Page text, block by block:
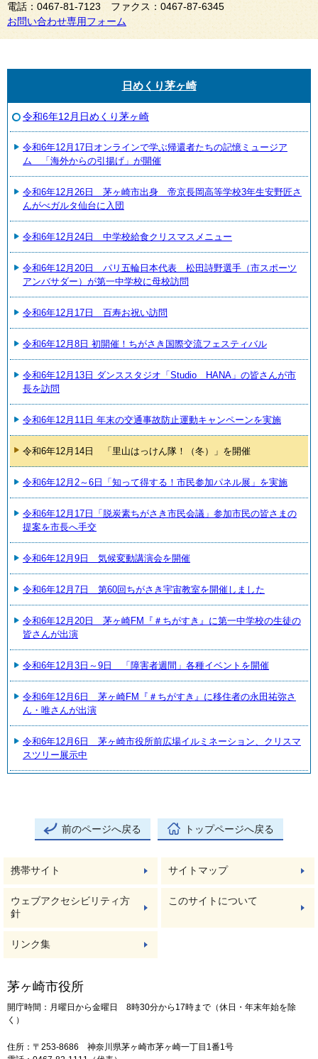
電話：0467-81-7123 ファクス：0467-87-6345
お問い合わせ専用フォーム
日めくり茅ヶ崎
令和6年12月日めくり茅ヶ崎
令和6年12月17日オンラインで学ぶ帰還者たちの記憶ミュージア
ム 「海外からの引揚げ」が開催
令和6年12月26日 茅ヶ崎市出身 帝京長岡高等学校3年生安野匠さ
んがべガルタ仙台に入団
令和6年12月24日 中学校給食クリスマスメニュー
令和6年12月20日 パリ五輪日本代表 松田詩野選手（市スポーツ
アンバサダー）が第一中学校に母校訪問
令和6年12月17日 百寿お祝い訪問
令和6年12月8日 初開催！ちがさき国際交流フェスティバル
令和6年12月13日 ダンススタジオ「Studio HANA」の皆さんが市
長を訪問
令和6年12月11日 年末の交通事故防止運動キャンペーンを実施
令和6年12月14日 「里山はっけん隊！（冬）」を開催
令和6年12月2～6日「知って得する！市民参加パネル展」を実施
令和6年12月17日「脱炭素ちがさき市民会議」参加市民の皆さまの
提案を市長へ手交
令和6年12月9日 気候変動講演会を開催
令和6年12月7日 第60回ちがさき宇宙教室を開催しました
令和6年12月20日 茅ヶ崎FM『＃ちがすき』に第一中学校の生徒の
皆さんが出演
令和6年12月3日～9日 「障害者週間」各種イベントを開催
令和6年12月6日 茅ヶ崎FM『＃ちがすき』に移住者の永田祐弥さ
ん・唯さんが出演
令和6年12月6日 茅ヶ崎市役所前広場イルミネーション、クリスマ
スツリー展示中
前のページへ戻る トップページへ戻る
携帯サイト サイトマップ
ウェブアクセシビリティ方
針
このサイトについて
リンク集
茅ヶ崎市役所
開庁時間：月曜日から金曜日 8時30分から17時まで（休日・年末年始を除
く）
住所：〒253-8686 神奈川県茅ヶ崎市茅ヶ崎一丁目1番1号